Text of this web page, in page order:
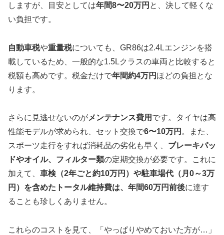
しますが、目安としては年間8〜20万円 と、決して軽くな
い負担です。
自動車税や重量税についても、GR86は2.4Lエンジンを搭
載しているため、一般的な1.5Lクラスの車両と比較すると
税額も高めです。税金だけで年間約4万円 ほどの負担とな
ります。
さらに見逃せないのがメンテナンス費用 です。タイヤは高
性能モデルが求められ、セット交換で6〜10万円 。また、
スポーツ走行をすれば消耗品の劣化も早く、 ブレーキパッ
ドやオイル、フィルター類の定期交換が必要です。これに
加えて、 車検（2年ごと約10万円）や駐車場代（月0～3万
円）を含めたトータル維持費は、年間60万円前後に達す
ることも珍しくありません。
これらのコストを見て、「やっぱりやめておいた方が…」